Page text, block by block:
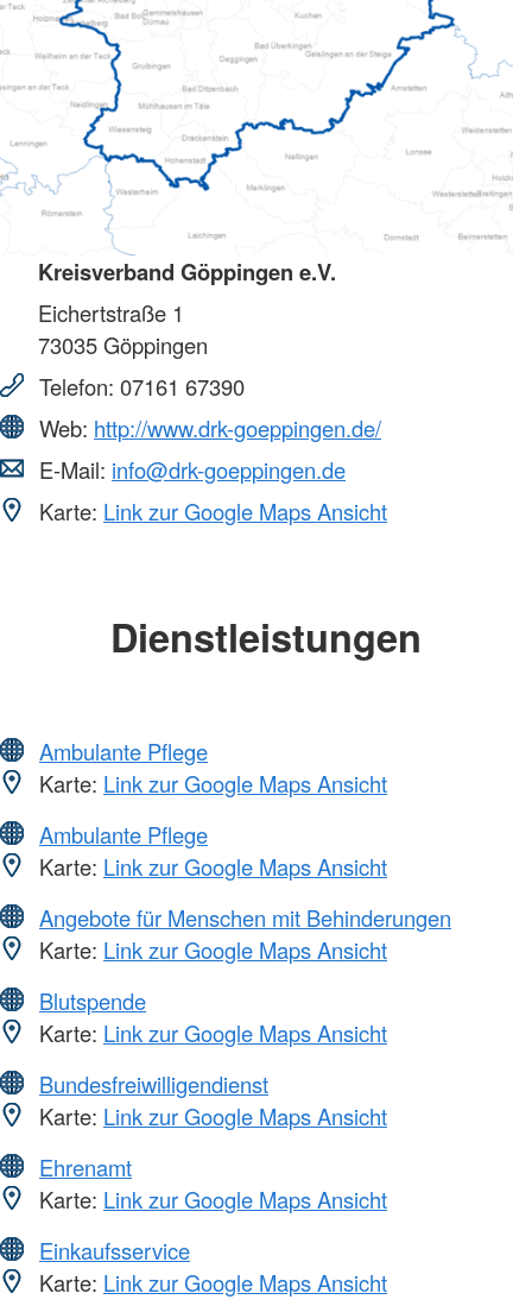
Kreisverband Göppingen e.V.
Eichertstraße 1
73035Göppingen
Telefon: 07161 67390
Web: http://www.drk-goeppingen.de/
E-Mail: info@drk-goeppingen.de
Karte: Link zur Google Maps Ansicht
Dienstleistungen
Ambulante Pflege
Karte: Link zur Google Maps Ansicht
Ambulante Pflege
Karte: Link zur Google Maps Ansicht
Angebote für Menschen mit Behinderungen
Karte: Link zur Google Maps Ansicht
Blutspende
Karte: Link zur Google Maps Ansicht
Bundesfreiwilligendienst
Karte: Link zur Google Maps Ansicht
Ehrenamt
Karte: Link zur Google Maps Ansicht
Einkaufsservice
Karte: Link zur Google Maps Ansicht